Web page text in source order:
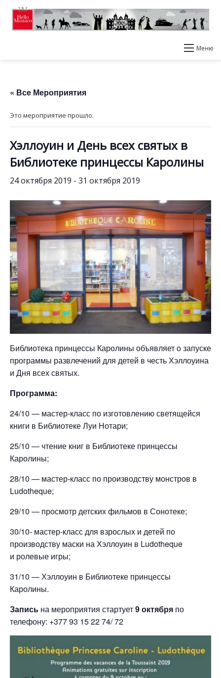
Меню
« Все Мероприятия
Это мероприятие прошло.
Хэллоуин и День всех святых в
Библиотеке принцессы Каролины
24 октября 2019 - 31 октября 2019
Библиотека принцессы Каролины объявляет о запуске
программы развлечений для детей в честь Хэллоуина
и Дня всех святых.
Программа:
24/10 — мастер-класс по изготовлению светящейся
книги в Библиотеке Луи Нотари;
25/10 — чтение книг в Библиотеке принцессы
Каролины;
28/10 — мастер-класс по производству монстров в
Ludotheque;
29/10 — просмотр детских фильмов в Сонотеке;
30/10- мастер-класс для взрослых и детей по
производству маски на Хэллоуин в Ludotheque
и ролевые игры;
31/10 — Хэллоуин в Библиотеке принцессы
Каролины.
Запись на мероприятия стартует9 октября по
телефону: +377 93 15 22 74/ 72